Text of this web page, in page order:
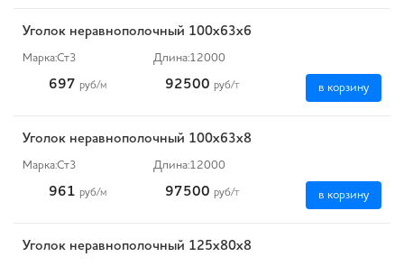
Уголок неравнополочный 100х63х6
Марка:Ст3 Длина:12000
697 руб/м 92500 руб/т в корзину
Уголок неравнополочный 100х63х8
Марка:Ст3 Длина:12000
961 руб/м 97500 руб/т в корзину
Уголок неравнополочный 125х80х8